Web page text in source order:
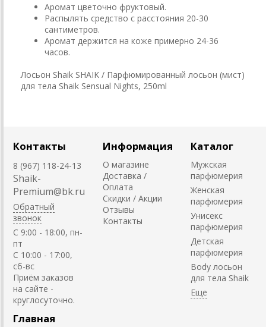
Аромат цветочно фруктовый.
Распылять средство с расстояния 20-30
сантиметров.
Аромат держится на коже примерно 24-36
часов.
Лосьон Shaik SHAIK / Парфюмированный лосьон (мист)
для тела Shaik Sensual Nights, 250ml
Контакты
8 (967) 118-24-13
Shaik-
Premium@bk.ru
Обратный
звонок
C 9:00 - 18:00, пн-
пт
С 10:00 - 17:00,
сб-вс
Приём заказов
на сайте -
круглосуточно.
Информация
О магазине
Доставка /
Оплата
Скидки / Акции
Отзывы
Контакты
Каталог
Мужская
парфюмерия
Женская
парфюмерия
Унисекс
парфюмерия
Детская
парфюмерия
Body лосьон
для тела Shaik
Главная